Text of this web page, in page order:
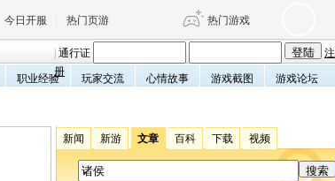
今日开服 热门页游 热门游戏
天堂 剑网3旗舰版 新天龙八部
通行证
注
册
职业经验 玩家交流 心情故事 游戏截图 游戏论坛
新闻 新游 文章 百科 下载 视频